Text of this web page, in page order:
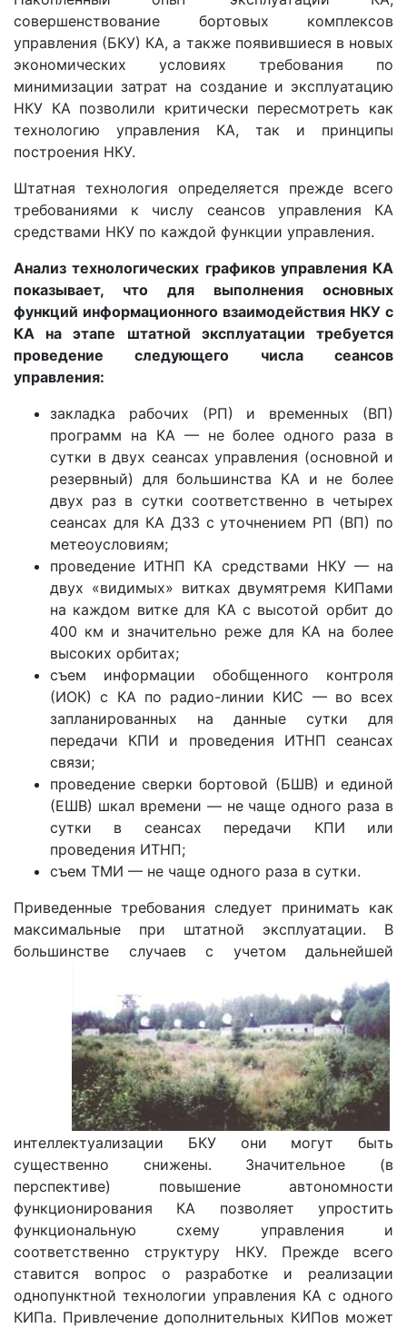
совершенствование бортовых комплексов
управления (БКУ) КА, а также появившиеся в новых
экономических условиях требования по
минимизации затрат на создание и эксплуатацию
НКУ КА позволили критически пересмотреть как
технологию управления КА, так и принципы
построения НКУ.
Штатная технология определяется прежде всего
требованиями к числу сеансов управления КА
средствами НКУ по каждой функции управления.
Анализ технологических графиков управления КА
показывает, что для выполнения основных
функций информационного взаимодействия НКУ с
КА на этапе штатной эксплуатации требуется
проведение следующего числа сеансов
управления:
закладка рабочих (РП) и временных (ВП)
программ на КА — не более одного раза в
сутки в двух сеансах управления (основной и
резервный) для большинства КА и не более
двух раз в сутки соответственно в четырех
сеансах для КА ДЗЗ с уточнением РП (ВП) по
метеоусловиям;
проведение ИТНП КА средствами НКУ — на
двух «видимых» витках двумятремя КИПами
на каждом витке для КА с высотой орбит до
400 км и значительно реже для КА на более
высоких орбитах;
съем информации обобщенного контроля
(ИОК) с КА по радио-линии КИС — во всех
запланированных на данные сутки для
передачи КПИ и проведения ИТНП сеансах
связи;
проведение сверки бортовой (БШВ) и единой
(ЕШВ) шкал времени — не чаще одного раза в
сутки в сеансах передачи КПИ или
проведения ИТНП;
съем ТМИ — не чаще одного раза в сутки.
Приведенные требования следует принимать как
максимальные при штатной эксплуатации. В
большинстве случаев с учетом дальнейшей
интеллектуализации БКУ они могут быть
существенно снижены. Значительное (в
перспективе) повышение автономности
функционирования КА позволяет упростить
функциональную схему управления и
соответственно структуру НКУ. Прежде всего
ставится вопрос о разработке и реализации
однопунктной технологии управления КА с одного
КИПа. Привлечение дополнительных КИПов может